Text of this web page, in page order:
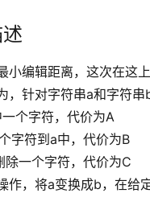
小编辑距离，这次在这
，针对字符串a和字符串
个字符，代价为A
字符到a中，代价为B
除一个字符，代价为C
作，将a变换成b，在给